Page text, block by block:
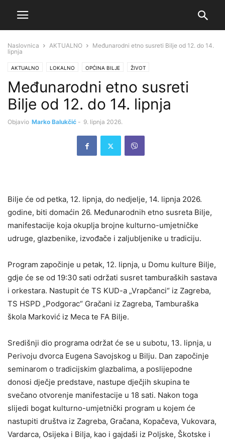
Naslovnica AKTUALNO
Međunarodni etno susreti Bilje od 12. do 14.
lipnja
AKTUALNO LOKALNO OPĆINA BILJE ŽIVOT
Međunarodni etno susreti
Bilje od 12. do 14. lipnja
Objavio Marko Balukčić - 9. lipnja 2026.
Bilje će od petka, 12. lipnja, do nedjelje, 14. lipnja 2026.
godine, biti domaćin 26. Međunarodnih etno susreta Bilje,
manifestacije koja okuplja brojne kulturno-umjetničke
udruge, glazbenike, izvođače i zaljubljenike u tradiciju.
Program započinje u petak, 12. lipnja, u Domu kulture Bilje,
gdje će se od 19:30 sati održati susret tamburaških sastava
i orkestara. Nastupit će TS KUD-a „Vrapčanci“ iz Zagreba,
TS HSPD „Podgorac“ Gračani iz Zagreba, Tamburaška
škola Marković iz Meca te FA Bilje.
Središnji dio programa održat će se u subotu, 13. lipnja, u
Perivoju dvorca Eugena Savojskog u Bilju. Dan započinje
seminarom o tradicijskim glazbalima, a poslijepodne
donosi dječje predstave, nastupe dječjih skupina te
svečano otvorenje manifestacije u 18 sati. Nakon toga
slijedi bogat kulturno-umjetnički program u kojem će
nastupiti društva iz Zagreba, Gračana, Kopačeva, Vukovara,
Vardarca, Osijeka i Bilja, kao i gajdaši iz Poljske, Škotske i